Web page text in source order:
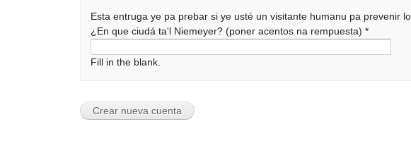
Esta entruga ye pa prebar si ye usté un visitante humanu pa prevenir
¿En que ciudá ta'l Niemeyer? (poner acentos na rempuesta)*
Fill in the blank.